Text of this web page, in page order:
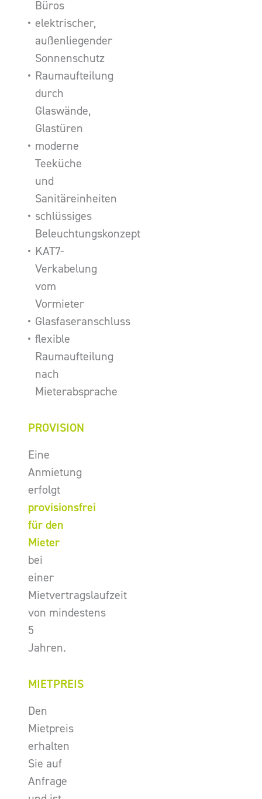
Büros
elektrischer,
außenliegender
Sonnenschutz
Raumaufteilung
durch
Glaswände,
Glastüren
moderne
Teeküche
und
Sanitäreinheiten
schlüssiges
Beleuchtungskonzept
KAT7-
Verkabelung
vom
Vormieter
Glasfaseranschluss
flexible
Raumaufteilung
nach
Mieterabsprache
PROVISION
Eine
Anmietung
erfolgt
provisionsfrei
für den
Mieter
bei
einer
Mietvertragslaufzeit
von mindestens
5
Jahren.
MIETPREIS
Den
Mietpreis
erhalten
Sie auf
Anfrage